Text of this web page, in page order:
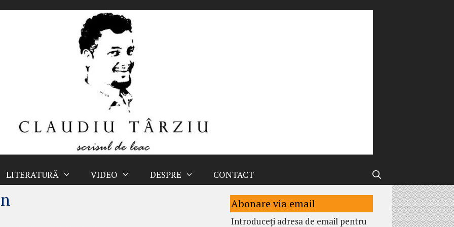
LITERATURĂ VIDEO DESPRE CONTACT
Abonare via email
Introduceți adresa de email pentru